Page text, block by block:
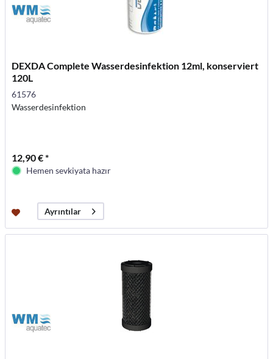
DEXDA Complete Wasserdesinfektion 12ml, konserviert
120L
61576
Wasserdesinfektion
12,90 € *
Hemen sevkiyata hazır
Ayrıntılar